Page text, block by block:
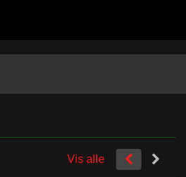
Vis alle